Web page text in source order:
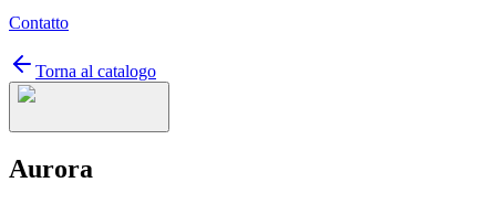
Contatto
Torna al catalogo
Aurora